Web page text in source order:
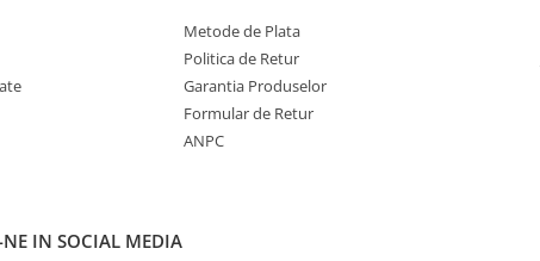
Metode de Plata
Politica de Retur
Garantia Produselor
Formular de Retur
ANPC
NE IN SOCIAL MEDIA